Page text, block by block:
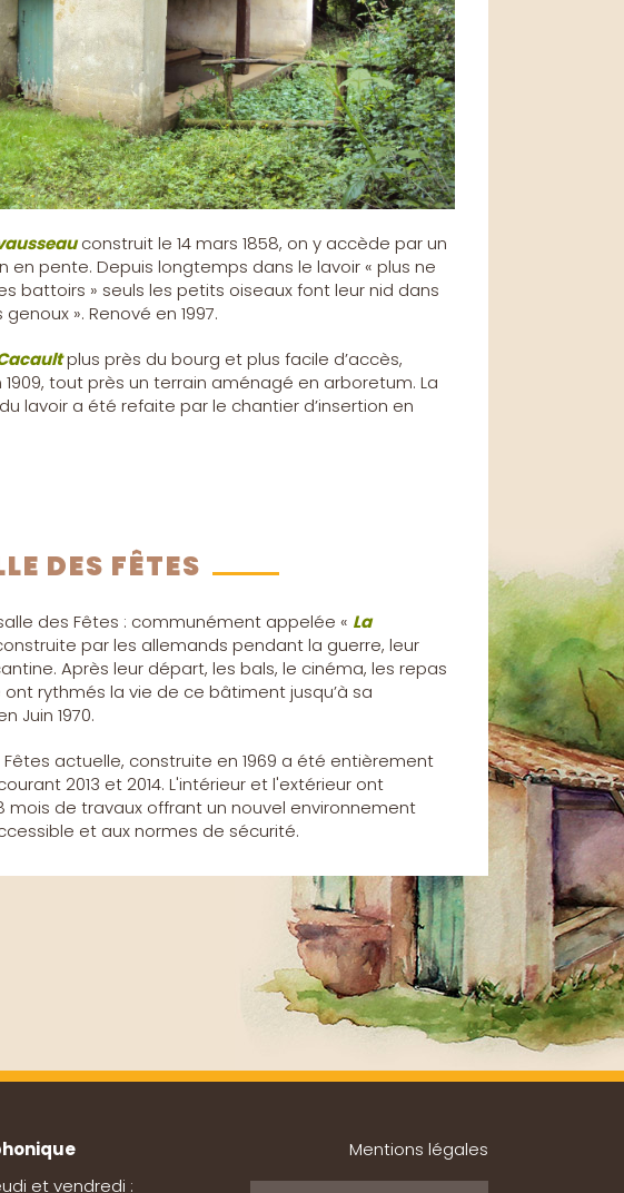
construit le 14 mars 1858, on y accède par un
en pente. Depuis longtemps dans le lavoir « plus ne
battoirs » seuls les petits oiseaux font leur nid dans
». Renové en 1997.
plus près du bourg et plus facile d’accès,
tout près un terrain aménagé en arboretum. La
lavoir a été refaite par le chantier d’insertion en
DES FÊTES
des Fêtes : communément appelée « La
par les allemands pendant la guerre, leur
Après leur départ, les bals, le cinéma, les repas
rythmés la vie de ce bâtiment jusqu’à sa
Juin 1970.
Fêtes actuelle, construite en 1969 a été entièrement
2013 et 2014. L'intérieur et l'extérieur ont
mois de travaux offrant un nouvel environnement
et aux normes de sécurité.
et vendredi :
Mentions légales